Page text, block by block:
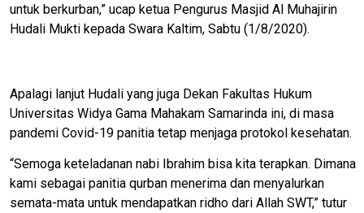
untuk berkurban,” ucap ketua Pengurus Masjid Al Muhajirin
Hudali Mukti kepada Swara Kaltim, Sabtu (1/8/2020).
Apalagi lanjut Hudali yang juga Dekan Fakultas Hukum
Universitas Widya Gama Mahakam Samarinda ini, di masa
pandemi Covid-19 panitia tetap menjaga protokol kesehatan.
“Semoga keteladanan nabi Ibrahim bisa kita terapkan. Dimana
kami sebagai panitia qurban menerima dan menyalurkan
semata-mata untuk mendapatkan ridho dari Allah SWT,” tutur